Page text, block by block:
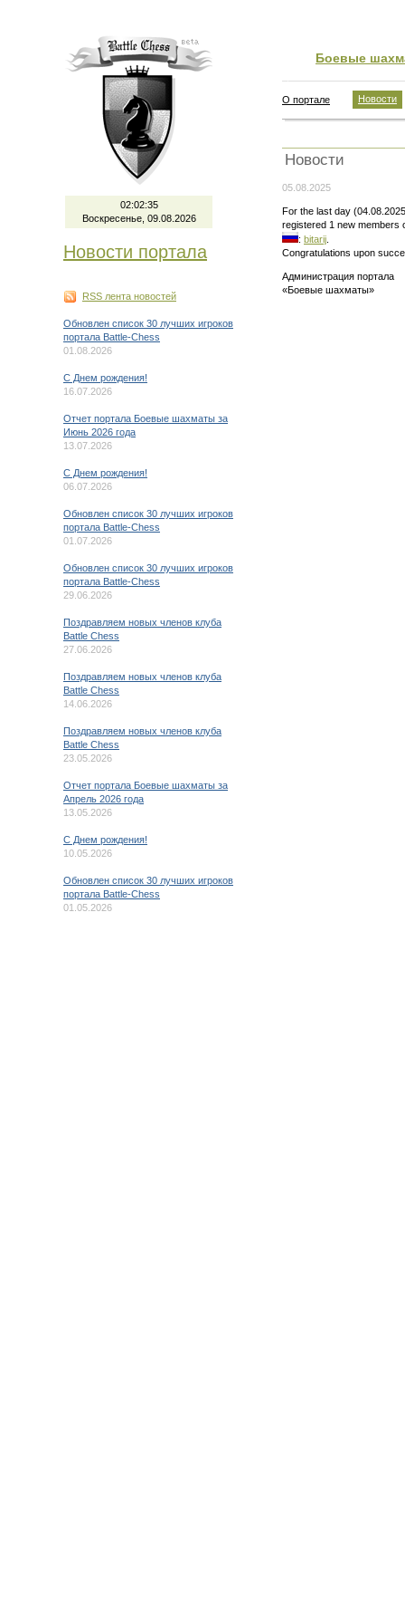
02:02:35
Воскресенье, 09.08.2026
Новости портала
RSS лента новостей
Обновлен список 30 лучших игроков
портала Battle-Chess
01.08.2026
C Днем рождения!
16.07.2026
Отчет портала Боевые шахматы за
Июнь 2026 года
13.07.2026
C Днем рождения!
06.07.2026
Обновлен список 30 лучших игроков
портала Battle-Chess
01.07.2026
Обновлен список 30 лучших игроков
портала Battle-Chess
29.06.2026
Поздравляем новых членов клуба
Battle Chess
27.06.2026
Поздравляем новых членов клуба
Battle Chess
14.06.2026
Поздравляем новых членов клуба
Battle Chess
23.05.2026
Отчет портала Боевые шахматы за
Апрель 2026 года
13.05.2026
C Днем рождения!
10.05.2026
Обновлен список 30 лучших игроков
портала Battle-Chess
01.05.2026
Боевые
О портале Новости
Новости
05.08.2025
For the last day
registered 1 new members
: bitarij
Congratulations upon
Администрация портала
«Боевые шахматы»